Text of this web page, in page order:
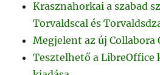
Krasznahorkai a szabad
Torvaldscal és
Megjelent az új Collabora
Tesztelhető a LibreOffice